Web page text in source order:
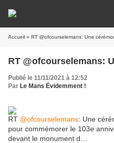
Accueil » RT @ofcourselemans: Une
RT @ofcourselemans:
Publié le 11/11/2021 à 12:52
Par Le Mans Évidemment !
RT @ofcourselemans: Une
pour commémorer le 103e
devant le monument d…